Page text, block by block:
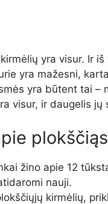
yra visur. Ir
yra mažesni,
yra būtent tai
visur, ir daugelis
žino apie 12
nauji.
kirmėlių,